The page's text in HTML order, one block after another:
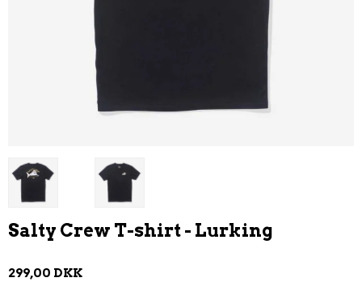
Salty Crew T-shirt - Lurking
299,00 DKK